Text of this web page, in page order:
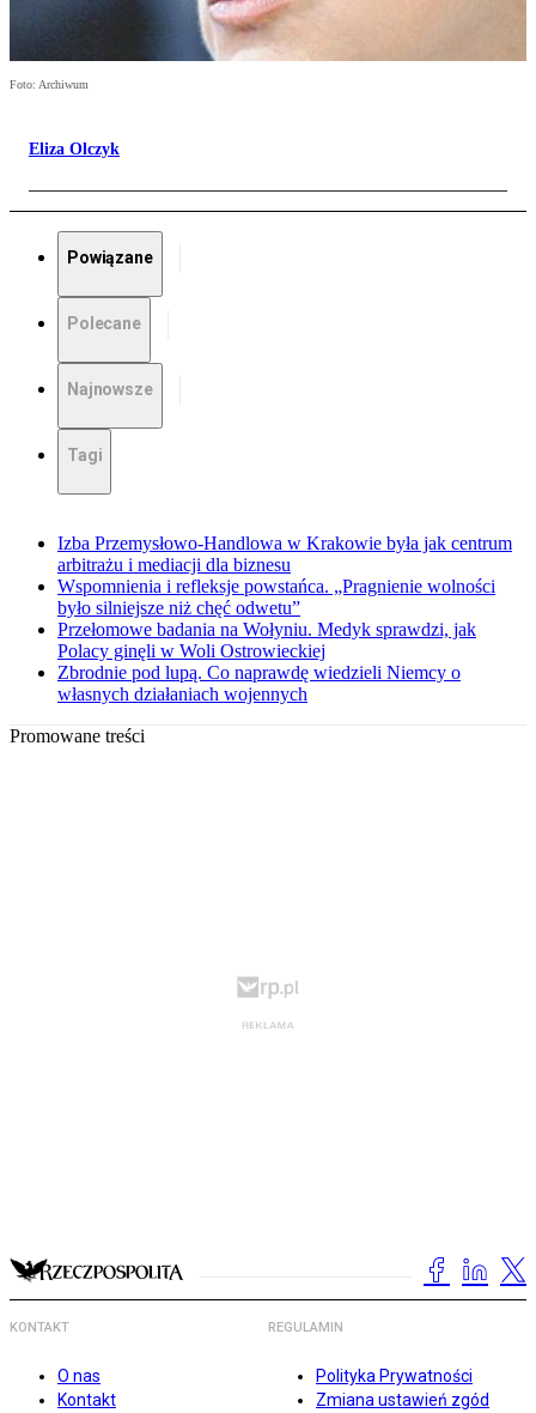
Foto: Archiwum
Eliza Olczyk
Powiązane
Polecane
Najnowsze
Tagi
Izba Przemysłowo-Handlowa w Krakowie była jak centrum
arbitrażu i mediacji dla biznesu
Wspomnienia i refleksje powstańca. „Pragnienie wolności
było silniejsze niż chęć odwetu”
Przełomowe badania na Wołyniu. Medyk sprawdzi, jak
Polacy ginęli w Woli Ostrowieckiej
Zbrodnie pod lupą. Co naprawdę wiedzieli Niemcy o
własnych działaniach wojennych
Promowane treści
KONTAKT
O nas
Kontakt
REGULAMIN
Polityka Prywatności
Zmiana ustawień zgód